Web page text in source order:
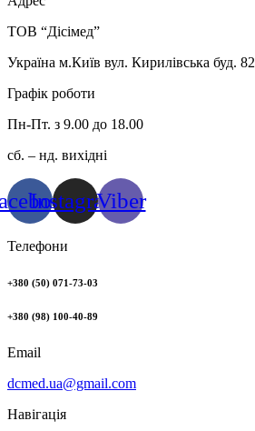
ТОВ “Дісімед”
Україна м.Київ вул. Кирилівська буд. 82
Графік роботи
Пн-Пт. з 9.00 до 18.00
сб. – нд. вихідні
InstagramViber
Телефони
+380 (50) 071-73-03
+380 (98) 100-40-89
Email
dcmed.ua@gmail.com
Навігація